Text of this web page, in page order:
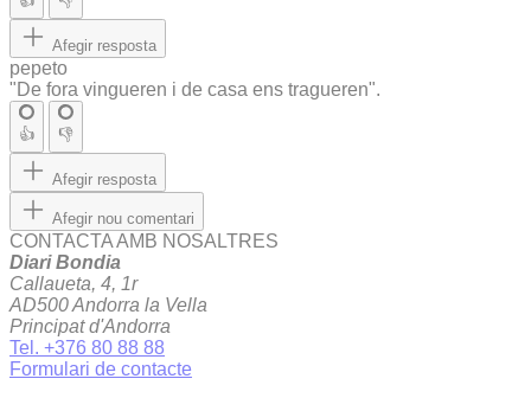
Afegir resposta
pepeto
"De fora vingueren i de casa ens tragueren".
👍 👎
Afegir resposta
Afegir nou comentari
CONTACTA AMB NOSALTRES
Diari Bondia
Callaueta, 4, 1r
AD500 Andorra la Vella
Principat d'Andorra
Tel. +376 80 88 88
Formulari de contacte